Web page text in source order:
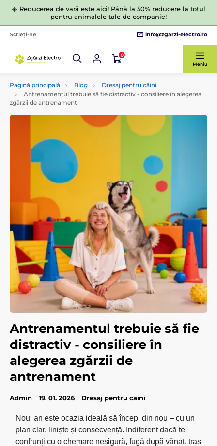
☀️ Reducerea de vară este aici! Până la 50% reducere la totul
pentru animalele tale de companie!
Scrieți-ne info@zgarzi-electro.ro
0
Meniu
Pagină principală Blog
Dresaj pentru câini
Antrenamentul trebuie să fie distractiv - consiliere în alegerea
zgărzii de antrenament
Antrenamentul trebuie să fie
distractiv - consiliere în
alegerea zgărzii de
antrenament
Admin 19. 01. 2026 Dresaj pentru câini
Noul an este ocazia ideală să începi din nou – cu un
plan clar, liniște și consecvență. Indiferent dacă te
confrunți cu o chemare nesigură, fugă după vânat, tras